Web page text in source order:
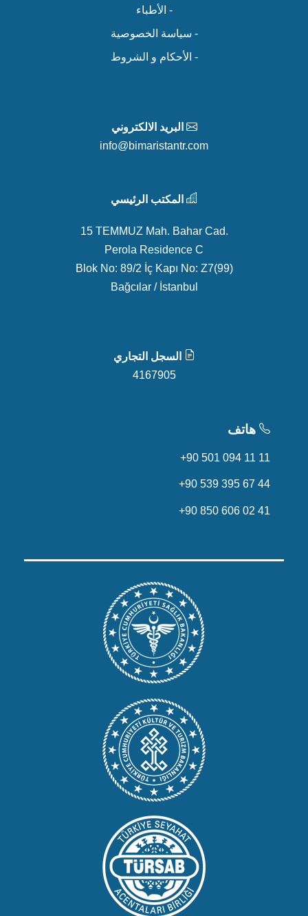
- الأطباء
- سياسة الخصوصية
- الأحكام و الشروط
البريد الالكتروني
info@bimaristantr.com
المكتب الرئيسي
15 TEMMUZ Mah. Bahar Cad.
Perola Residence C
Blok No: 89/2 İç Kapı No: Z7(99)
Bağcılar / İstanbul
السجل التجاري
4167905
هاتف
+90 501 094 11 11
+90 539 395 67 44
+90 850 606 02 41